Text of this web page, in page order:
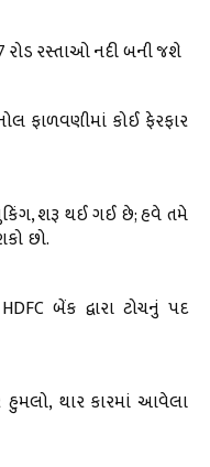
રોડ રસ્તાઓ નદી બની જશે
ફાળવણીમાં કોઈ ફેરફાર
શરૂ થઈ ગઈ છે; હવે તમે
છો.
બેંક દ્વારા ટોચનું પદ
હુમલો, થાર કારમાં આવેલા